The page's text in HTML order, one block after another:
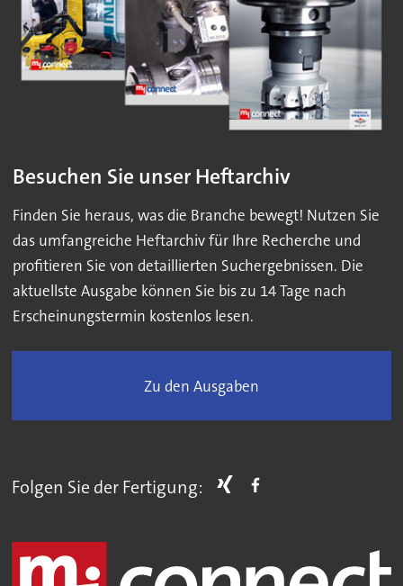
Besuchen Sie unser Heftarchiv
Finden Sie heraus, was die Branche bewegt! Nutzen Sie
das umfangreiche Heftarchiv für Ihre Recherche und
profitieren Sie von detaillierten Suchergebnissen. Die
aktuellste Ausgabe können Sie bis zu 14 Tage nach
Erscheinungstermin kostenlos lesen.
Zu den Ausgaben
Folgen Sie der Fertigung: